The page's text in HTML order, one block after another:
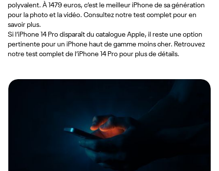
polyvalent. À 1479 euros, c’est le meilleur iPhone de sa génération
pour la photo et la vidéo. Consultez notre test complet pour en
savoir plus.
Si l’iPhone 14 Pro disparaît du catalogue Apple, il reste une option
pertinente pour un iPhone haut de gamme moins cher. Retrouvez
notre test complet de l’iPhone 14 Pro pour plus de détails.